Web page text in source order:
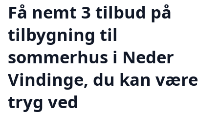
Få nemt 3 tilbud på
tilbygning til
sommerhus i Neder
Vindinge, du kan være
tryg ved